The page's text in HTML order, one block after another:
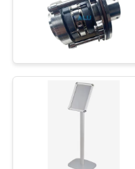
SHOW
SOBRE
NOSOTROS